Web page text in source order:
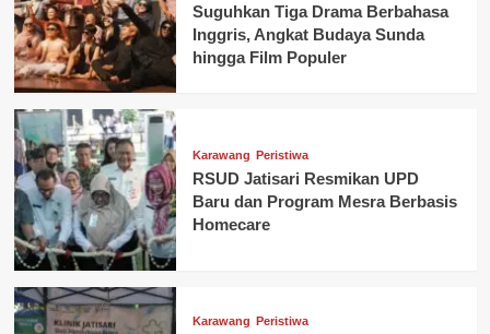
Suguhkan Tiga Drama Berbahasa
Inggris, Angkat Budaya Sunda
hingga Film Populer
Karawang Peristiwa
RSUD Jatisari Resmikan UPD
Baru dan Program Mesra Berbasis
Homecare
Karawang Peristiwa